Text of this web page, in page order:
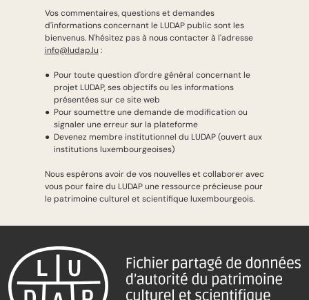
Vos commentaires, questions et demandes
d'informations concernant le LUDAP public sont les
bienvenus. N'hésitez pas à nous contacter à l'adresse
info@ludap.lu :
Pour toute question d'ordre général concernant le
projet LUDAP, ses objectifs ou les informations
présentées sur ce site web
Pour soumettre une demande de modification ou
signaler une erreur sur la plateforme
Devenez membre institutionnel du LUDAP (ouvert aux
institutions luxembourgeoises)
Nous espérons avoir de vos nouvelles et collaborer avec
vous pour faire du LUDAP une ressource précieuse pour
le patrimoine culturel et scientifique luxembourgeois.
Pied de page